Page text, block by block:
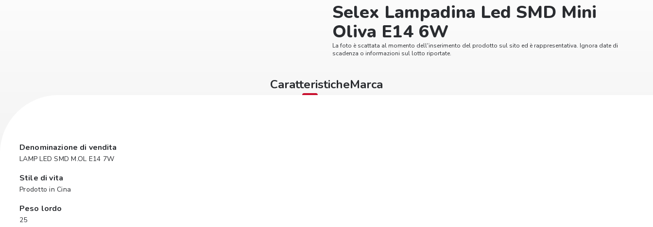
Selex Lampadina Led SMD Mini
Oliva E14 6W
La foto è scattata al momento dell'inserimento del prodotto sul sito ed è rappresentativa. Ignora date di
scadenza o informazioni sul lotto riportate.
CaratteristicheMarca
Denominazione di vendita
LAMP LED SMD M.OL E14 7W
Stile di vita
Prodotto in Cina
Peso lordo
25